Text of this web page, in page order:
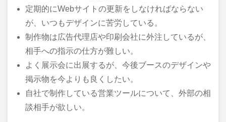
定期的にWebサイトの更新をしなければならない
が、いつもデザインに苦労している。
制作物は広告代理店や印刷会社に外注しているが、
相手への指示の仕方が難しい。
よく展示会に出展するが、今後ブースのデザインや
掲示物を今よりも良くしたい。
自社で制作している営業ツールについて、外部の相
談相手が欲しい。